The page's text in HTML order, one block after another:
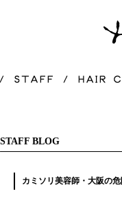
STAFF BLOG
カミソリ美容師・大阪の